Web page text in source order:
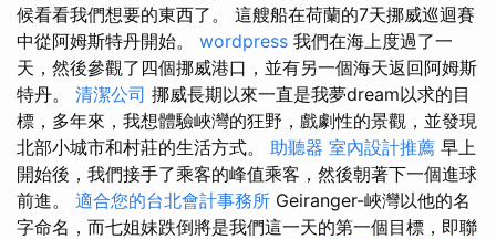
候看看我們想要的東西了。 這艘船在荷蘭的7天挪威巡迴賽
中從阿姆斯特丹開始。 wordpress 我們在海上度過了一
天，然後參觀了四個挪威港口，並有另一個海天返回阿姆斯
特丹。 清潔公司 挪威長期以來一直是我夢dream以求的目
標，多年來，我想體驗峽灣的狂野，戲劇性的景觀，並發現
北部小城市和村莊的生活方式。 助聽器 室內設計推薦 早上
開始後，我們接手了乘客的峰值乘客，然後朝著下一個進球
前進。 適合您的台北會計事務所 Geiranger-峽灣以他的名
字命名，而七姐妹跌倒將是我們這一天的第一個目標，即聯